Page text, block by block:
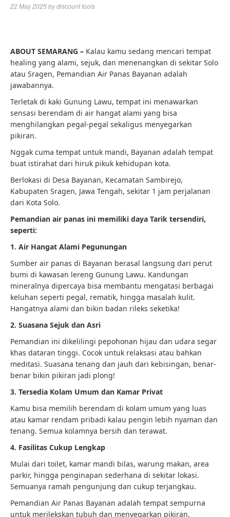
22 May 2025bydiscount tools
ABOUT SEMARANG – Kalau kamu sedang mencari tempat
healing yang alami, sejuk, dan menenangkan di sekitar Solo
atau Sragen, Pemandian Air Panas Bayanan adalah
jawabannya.
Terletak di kaki Gunung Lawu, tempat ini menawarkan
sensasi berendam di air hangat alami yang bisa
menghilangkan pegal-pegal sekaligus menyegarkan
pikiran.
Nggak cuma tempat untuk mandi, Bayanan adalah tempat
buat istirahat dari hiruk pikuk kehidupan kota.
Berlokasi di Desa Bayanan, Kecamatan Sambirejo,
Kabupaten Sragen, Jawa Tengah, sekitar 1 jam perjalanan
dari Kota Solo.
Pemandian air panas ini memiliki daya Tarik tersendiri,
seperti:
1. Air Hangat Alami Pegunungan
Sumber air panas di Bayanan berasal langsung dari perut
bumi di kawasan lereng Gunung Lawu. Kandungan
mineralnya dipercaya bisa membantu mengatasi berbagai
keluhan seperti pegal, rematik, hingga masalah kulit.
Hangatnya alami dan bikin badan rileks seketika!
2. Suasana Sejuk dan Asri
Pemandian ini dikelilingi pepohonan hijau dan udara segar
khas dataran tinggi. Cocok untuk relaksasi atau bahkan
meditasi. Suasana tenang dan jauh dari kebisingan, benar-
benar bikin pikiran jadi plong!
3. Tersedia Kolam Umum dan Kamar Privat
Kamu bisa memilih berendam di kolam umum yang luas
atau kamar rendam pribadi kalau pengin lebih nyaman dan
tenang. Semua kolamnya bersih dan terawat.
4. Fasilitas Cukup Lengkap
Mulai dari toilet, kamar mandi bilas, warung makan, area
parkir, hingga penginapan sederhana di sekitar lokasi.
Semuanya ramah pengunjung dan cukup terjangkau.
Pemandian Air Panas Bayanan adalah tempat sempurna
untuk merilekskan tubuh dan menyegarkan pikiran.